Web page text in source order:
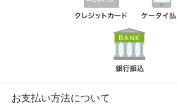
お支払い方法について